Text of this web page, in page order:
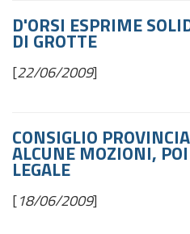
D'ORSI ESPRIME
DI GROTTE
[22/06/2009]
CONSIGLIO
ALCUNE MOZIONI,
LEGALE
[18/06/2009]